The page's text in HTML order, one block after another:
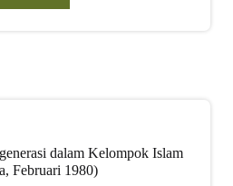
dalam Kelompok Islam
Februari 1980)